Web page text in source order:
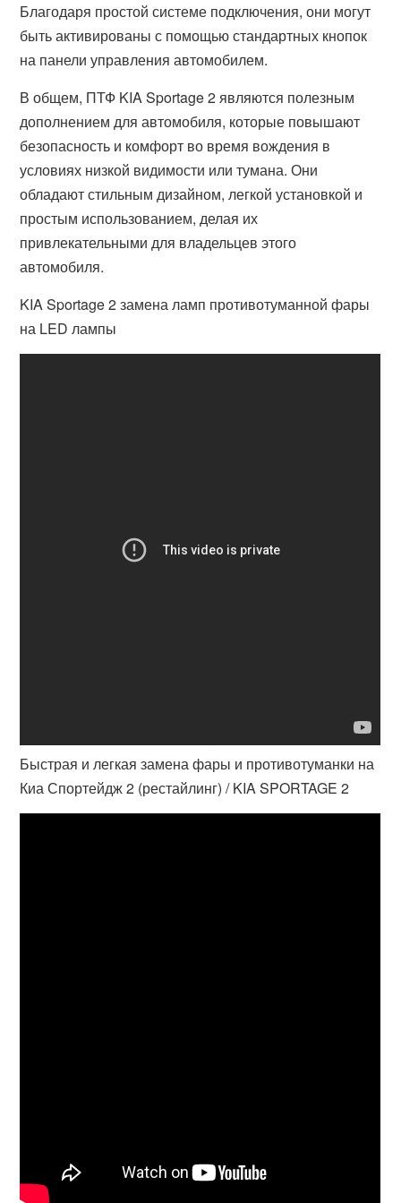
Благодаря простой системе подключения, они могут
быть активированы с помощью стандартных кнопок
на панели управления автомобилем.
В общем, ПТФ KIA Sportage 2 являются полезным
дополнением для автомобиля, которые повышают
безопасность и комфорт во время вождения в
условиях низкой видимости или тумана. Они
обладают стильным дизайном, легкой установкой и
простым использованием, делая их
привлекательными для владельцев этого
автомобиля.
KIA Sportage 2 замена ламп противотуманной фары
на LED лампы
Быстрая и легкая замена фары и противотуманки на
Киа Спортейдж 2 (рестайлинг) / KIA SPORTAGE 2